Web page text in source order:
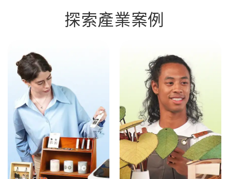
探索產業案例